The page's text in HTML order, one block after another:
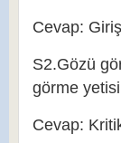
Cevap:
S2.Gözü
görme
Cevap: